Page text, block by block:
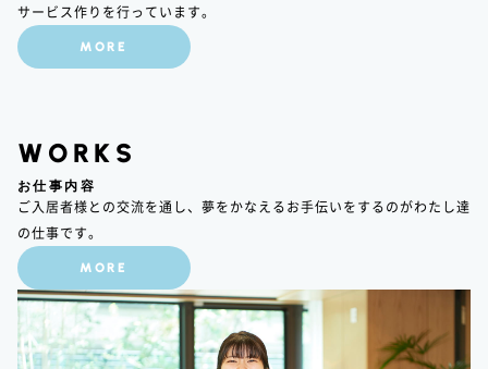
サービス作りを行っています。
MORE
WORKS
お仕事内容
ご入居者様との交流を通し、夢をかなえるお手伝いをするのがわたし達
の仕事です。
MORE